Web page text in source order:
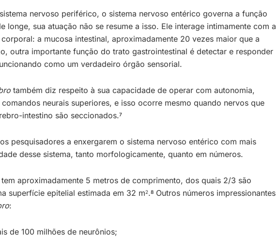
nervoso periférico, o sistema nervoso entérico governa a função
longe, sua atuação não se resume a isso. Ele interage intimamente com a
a mucosa intestinal, aproximadamente 20 vezes maior que a
outra importante função do trato gastrointestinal é detectar e responder
como um verdadeiro órgão sensorial.
também diz respeito à sua capacidade de operar com autonomia,
neurais superiores, e isso ocorre mesmo quando nervos que
intestino são seccionados.7
pesquisadores a enxergarem o sistema nervoso entérico com mais
desse sistema, tanto morfologicamente, quanto em números.
aproximadamente 5 metros de comprimento, dos quais 2/3 são
superfície epitelial estimada em 32 m2.8 Outros números impressionantes
:
de 100 milhões de neurônios;